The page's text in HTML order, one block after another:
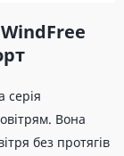
серія
Вона
без протягів